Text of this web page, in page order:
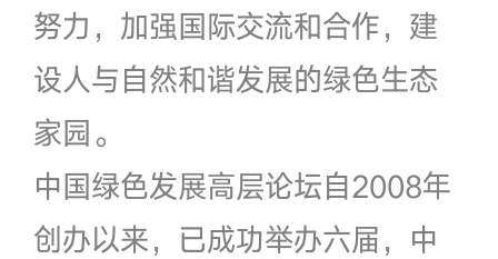
努力，加强国际交流和合作，建
设人与自然和谐发展的绿色生态
家园。
中国绿色发展高层论坛自2008年
创办以来，已成功举办六届，中